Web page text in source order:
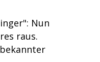
Nun
raus.